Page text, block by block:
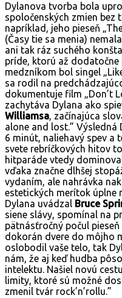
Dylanova tvorba bola
spoločenských zmien
napríklad, jeho pieseň
(Časy tie sa menia)
ani tak ráz suchého
príde, ktorú až
medzníkom bol singel
sa rodil na
dokumentuje film „Don’t
zachytáva Dylana ako
Williamsa, začínajúca
alone and lost.”
6 minút, naliehavý spev a
svete rebríčkových hitov
hitparáde vtedy
vďaka značne dlhšej
vydaním, ale nahrávka
estetických merítok úplne
Dylana uvádzal Bruce
siene slávy, spomínal na
pätnásťročný počul
dokorán dvere do môjho
oslobodil vaše telo, tak
nám, že aj keď hudba
intelektu. Našiel novú
limity, ktoré sú možné
zmenil tvár rock’n’rollu.”